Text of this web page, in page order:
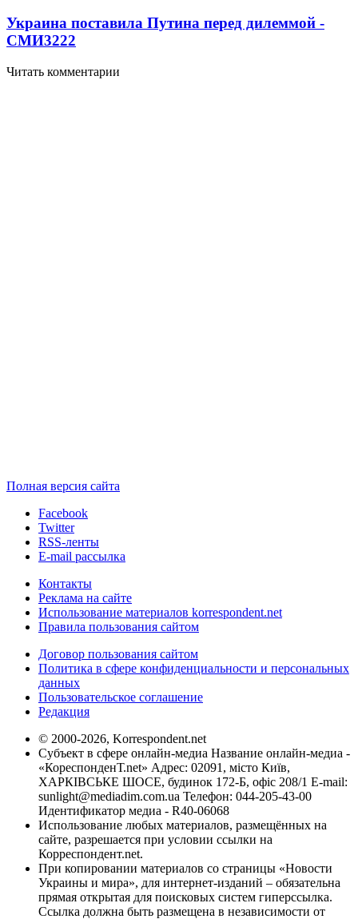
Украина поставила Путина перед дилеммой -
СМИ3222
Читать комментарии
Полная версия сайта
Facebook
Twitter
RSS-ленты
E-mail рассылка
Контакты
Реклама на сайте
Использование материалов korrespondent.net
Правила пользования сайтом
Договор пользования сайтом
Политика в сфере конфиденциальности и персональных
данных
Пользовательское соглашение
Редакция
© 2000-2026, Korrespondent.net
Субъект в сфере онлайн-медиа Название онлайн-медиа -
«КореспонденТ.net» Адрес: 02091, місто Київ,
ХАРКІВСЬКЕ ШОСЕ, будинок 172-Б, офіс 208/1 E-mail:
sunlight@mediadim.com.ua Телефон: 044-205-43-00
Идентификатор медиа - R40-06068
Использование любых материалов, размещённых на
сайте, разрешается при условии ссылки на
Корреспондент.net.
При копировании материалов со страницы «Новости
Украины и мира», для интернет-изданий – обязательна
прямая открытая для поисковых систем гиперссылка.
Ссылка должна быть размещена в независимости от